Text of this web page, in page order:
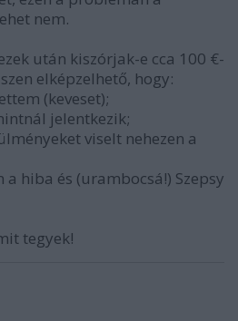
nem.
után kiszórjak-e cca 100 €-
elképzelhető, hogy:
(keveset);
jelentkezik;
viselt nehezen a
hiba és (urambocsá!) Szepsy
tegyek!